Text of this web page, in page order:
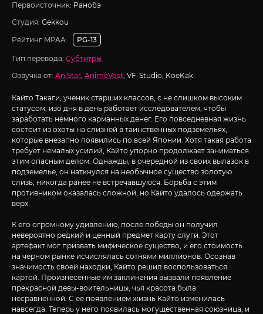
Первоисточник: Ранобэ
Студия: Gekkou
Рейтинг MPAA:
PG-13
Тип перевода: Субтитры
Озвучка от: AniStar, AnimeVost, VF-Studio, KoeKak
Кайто Такаги, ученик старших классов, с не слишком высоким
статусом, изо дня в день работает исследователем, чтобы
заработать немного карманных денег. Его повседневная жизнь
состоит из охоты на слизней в таинственных подземельях,
которые внезапно появились по всей Японии. Хотя такая работа
требует немалых усилий, Кайто упорно продолжает заниматься
этим опасным делом. Однажды, в очередной из своих вылазок в
подземелье, он наткнулся на необычное существо золотую
слизь, никогда ранее не встречавшуюся. Борьба с этим
противником оказалась сложной, но Кайто удалось одержать
верх.
К его огромному удивлению, после победы он получил
невероятно редкий и ценный предмет карту слуги. Этот
артефакт мог призвать мифическое существо, и его стоимость
на черном рынке исчислялась сотнями миллионов. Осознав
значимость своей находки, Кайто решил воспользоваться
картой. Произнесенные им заклинания вызвали появление
прекрасной девы-воительницы, чья красота была
несравненной. С ее появлением жизнь Кайто изменилась
навсегда. Теперь у него появилась могущественная союзница, и